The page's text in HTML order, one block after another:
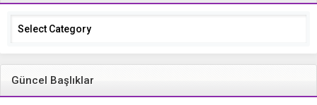
Categories
Güncel Başlıklar